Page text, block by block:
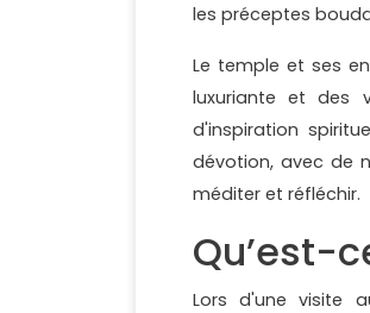
les préceptes
Le temple et ses
luxuriante et des
d'inspiration
dévotion, avec de
méditer et réfléchir.
Qu’est-
Lors d'une visite